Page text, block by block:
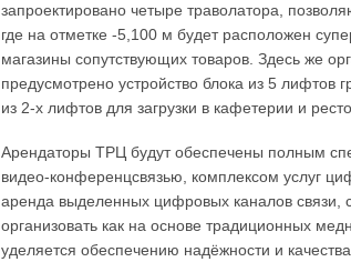
запроектировано четыре траволатора,
где на отметке -5,100 м будет расположен
магазины сопутствующих товаров. Здесь же
предусмотрено устройство блока из 5 лифтов
из 2-х лифтов для загрузки в кафетерии и
Арендаторы ТРЦ будут обеспечены полным
видео-конференцсвязью, комплексом услуг
аренда выделенных цифровых каналов связи,
организовать как на основе традиционных
уделяется обеспечению надёжности и